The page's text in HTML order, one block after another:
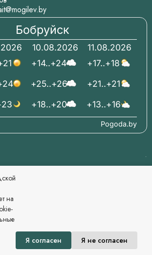
Бобруйск
10.08.2026
+14..+24
+25..+26
+18..+20
11.08.2026
+17..+18
+21..+21
+13..+16
Pogoda.by
городской исполнительный
Официальный сайт
материалов ссылка обязательна.
и сопровождение
информационный центр
в Государственном регистре
ресурсов Республики Беларусь. №
от 09.04.2025г.
на
Я согласен Я не согласен